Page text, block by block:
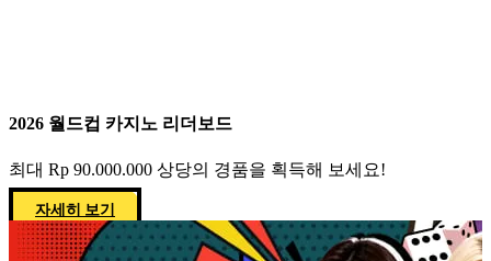
2026 월드컵 카지노 리더보드
최대 Rp 90.000.000 상당의 경품을 획득해 보세요!
자세히 보기